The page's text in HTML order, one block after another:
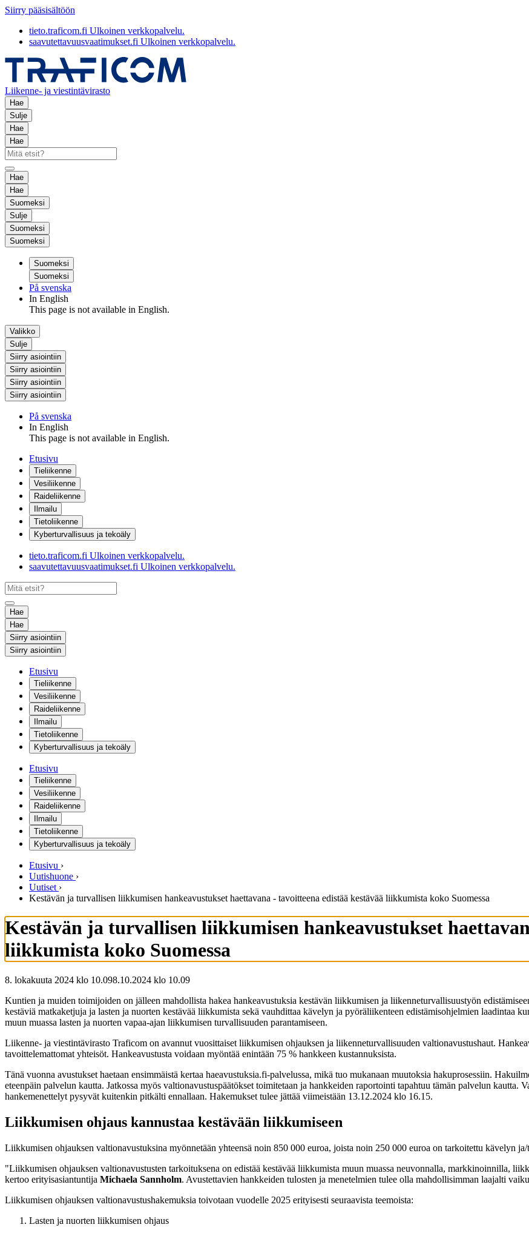
Siirry pääsisältöön
tieto.traficom.fi Ulkoinen verkkopalvelu.
saavutettavuusvaatimukset.fi Ulkoinen verkkopalvelu.
Liikenne- ja viestintävirasto
Hae
Sulje
Hae
Hae
Hae
Hae
Suomeksi
Sulje
Suomeksi
Suomeksi
Suomeksi
Suomeksi
På svenska
In English
This page is not available in English.
Valikko
Sulje
Siirry asiointiin
Siirry asiointiin
Siirry asiointiin
Siirry asiointiin
På svenska
In English
This page is not available in English.
Etusivu
Tieliikenne
Vesiliikenne
Raideliikenne
Ilmailu
Tietoliikenne
Kyberturvallisuus ja tekoäly
tieto.traficom.fi Ulkoinen verkkopalvelu.
saavutettavuusvaatimukset.fi Ulkoinen verkkopalvelu.
Hae
Hae
Siirry asiointiin
Siirry asiointiin
Etusivu
Tieliikenne
Vesiliikenne
Raideliikenne
Ilmailu
Tietoliikenne
Kyberturvallisuus ja tekoäly
Etusivu
Tieliikenne
Vesiliikenne
Raideliikenne
Ilmailu
Tietoliikenne
Kyberturvallisuus ja tekoäly
Etusivu ›
Uutishuone ›
Uutiset ›
Kestävän ja turvallisen liikkumisen hankeavustukset haettavana - tavoitteena edistää kestävää liikkumista koko Suomessa
Kestävän ja turvallisen liikkumisen hankeavustukset
liikkumista koko Suomessa
8. lokakuuta 2024 klo 10.098.10.2024 klo 10.09
Kuntien ja muiden toimijoiden on jälleen mahdollista hakea hankeavustuksia kestävän liikkumisen ja liikenneturvallisuustyön
kestäviä matkaketjuja ja lasten ja nuorten kestävää liikkumista sekä vauhdittaa kävelyn ja pyöräliikenteen edistämisohjelmien laadintaa
muun muassa lasten ja nuorten vapaa-ajan liikkumisen turvallisuuden parantamiseen.
Liikenne- ja viestintävirasto Traficom on avannut vuosittaiset liikkumisen ohjauksen ja liikenneturvallisuuden valtionavustushaut.
tavoittelemattomat yhteisöt. Hankeavustusta voidaan myöntää enintään 75 % hankkeen kustannuksista.
Tänä vuonna avustukset haetaan ensimmäistä kertaa haeavustuksia.fi-palvelussa, mikä tuo mukanaan muutoksia hakuprosessiin.
eteenpäin palvelun kautta. Jatkossa myös valtionavustuspäätökset toimitetaan ja hankkeiden raportointi tapahtuu tämän palvelun kautta.
hankemenettelyt pysyvät kuitenkin pitkälti ennallaan. Hakemukset tulee jättää viimeistään 13.12.2024 klo 16.15.
Liikkumisen ohjaus kannustaa kestävään liikkumiseen
Liikkumisen ohjauksen valtionavustuksina myönnetään yhteensä noin 850 000 euroa, joista noin 250 000 euroa on tarkoitettu kävelyn
"Liikkumisen ohjauksen valtionavustusten tarkoituksena on edistää kestävää liikkumista muun muassa neuvonnalla, markkinoinnilla,
kertoo erityisasiantuntija Michaela Sannholm. Avustettavien hankkeiden tulosten ja menetelmien tulee olla mahdollisimman laajalti
Liikkumisen ohjauksen valtionavustushakemuksia toivotaan vuodelle 2025 erityisesti seuraavista teemoista:
Lasten ja nuorten liikkumisen ohjaus